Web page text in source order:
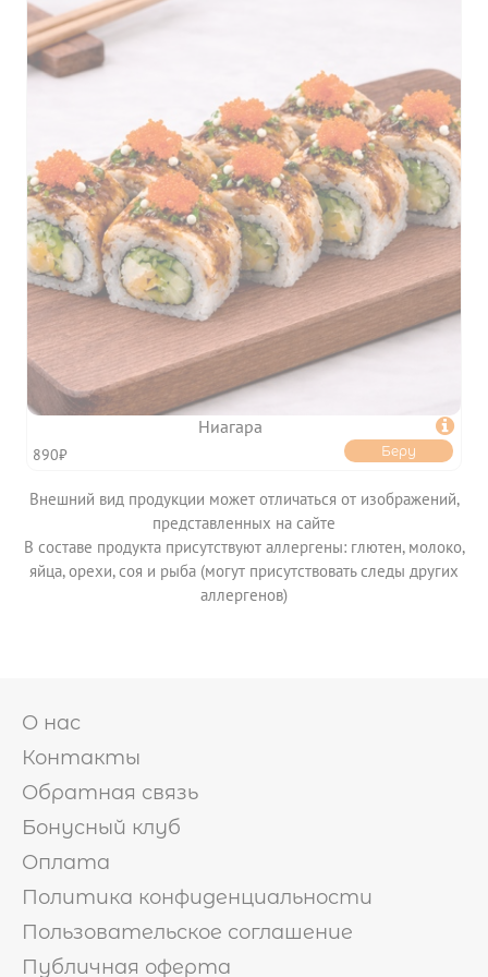
Ниагара 
890₽ Беру
Внешний вид продукции может отличаться от изображений,
представленных на сайте
В составе продукта присутствуют аллергены: глютен, молоко,
яйца, орехи, соя и рыба (могут присутствовать следы других
аллергенов)
О нас
Контакты
Обратная связь
Бонусный клуб
Оплата
Политика конфиденциальности
Пользовательское соглашение
Публичная оферта